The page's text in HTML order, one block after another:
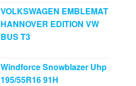
VOLKSWAGEN EMBLEMAT
HANNOVER EDITION VW
BUS T3
Windforce Snowblazer Uhp
195/55R16 91H